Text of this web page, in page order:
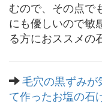
むので、その点で
にも優しいので敏
る方におススメの
毛穴の黒ずみが
て作ったお塩の石